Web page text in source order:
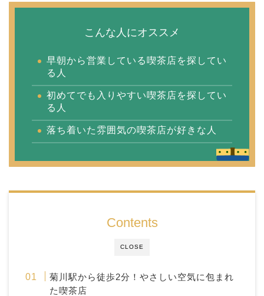
こんな人にオススメ
早朝から営業している喫茶店を探してい
る人
初めてでも入りやすい喫茶店を探してい
る人
落ち着いた雰囲気の喫茶店が好きな人
CLOSE
Contents
菊川駅から徒歩2分！やさしい空気に包まれ
た喫茶店